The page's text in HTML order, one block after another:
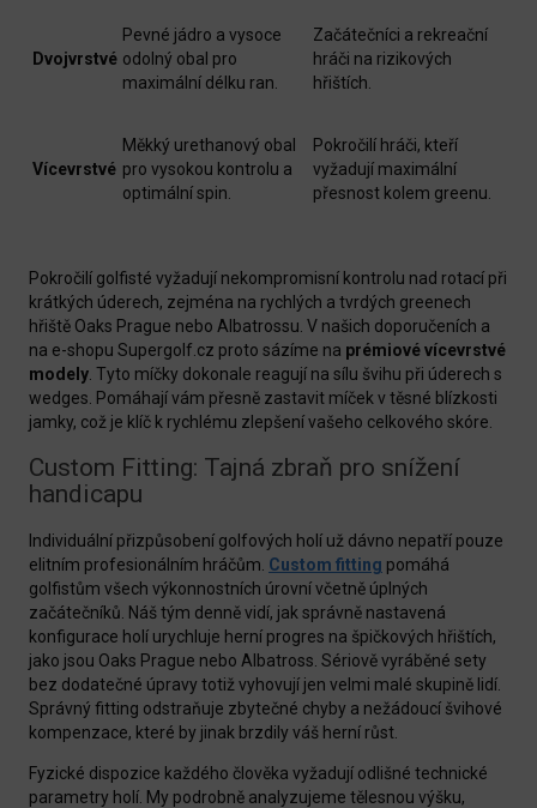
Dvojvrstvé
Pevné jádro a vysoce
odolný obal pro
maximální délku ran.
Začátečníci a rekreační
hráči na rizikových
hřištích.
Vícevrstvé
Měkký urethanový obal
pro vysokou kontrolu a
optimální spin.
Pokročilí hráči, kteří
vyžadují maximální
přesnost kolem greenu.
Pokročilí golfisté vyžadují nekompromisní kontrolu nad rotací při
krátkých úderech, zejména na rychlých a tvrdých greenech
hřiště Oaks Prague nebo Albatrossu. V našich doporučeních a
na e-shopu Supergolf.cz proto sázíme na prémiové vícevrstvé
modely . Tyto míčky dokonale reagují na sílu švihu při úderech s
wedges. Pomáhají vám přesně zastavit míček v těsné blízkosti
jamky, což je klíč k rychlému zlepšení vašeho celkového skóre.
Custom Fitting: Tajná zbraň pro snížení
handicapu
Individuální přizpůsobení golfových holí už dávno nepatří pouze
elitním profesionálním hráčům. Custom fitting pomáhá
golfistům všech výkonnostních úrovní včetně úplných
začátečníků. Náš tým denně vidí, jak správně nastavená
konfigurace holí urychluje herní progres na špičkových hřištích,
jako jsou Oaks Prague nebo Albatross. Sériově vyráběné sety
bez dodatečné úpravy totiž vyhovují jen velmi malé skupině lidí.
Správný fitting odstraňuje zbytečné chyby a nežádoucí švihové
kompenzace, které by jinak brzdily váš herní růst.
Fyzické dispozice každého člověka vyžadují odlišné technické
parametry holí. My podrobně analyzujeme tělesnou výšku,